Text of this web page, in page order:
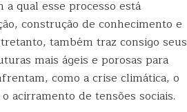
qual esse processo está
construção de conhecimento e
também traz consigo seus
mais ágeis e porosas para
como a crise climática, o
acirramento de tensões sociais.